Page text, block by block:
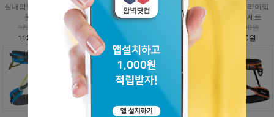
실내암벽 볼더링 입
문세트
173,000원
112,500원
인공외벽 클라이밍
입문세트
797,000원
358,700원
자연암벽 클라이밍
입문세트
1,009,000원
454,100원
자연암벽 클라이밍
고급 입문세트
1,476,000원
885,600원